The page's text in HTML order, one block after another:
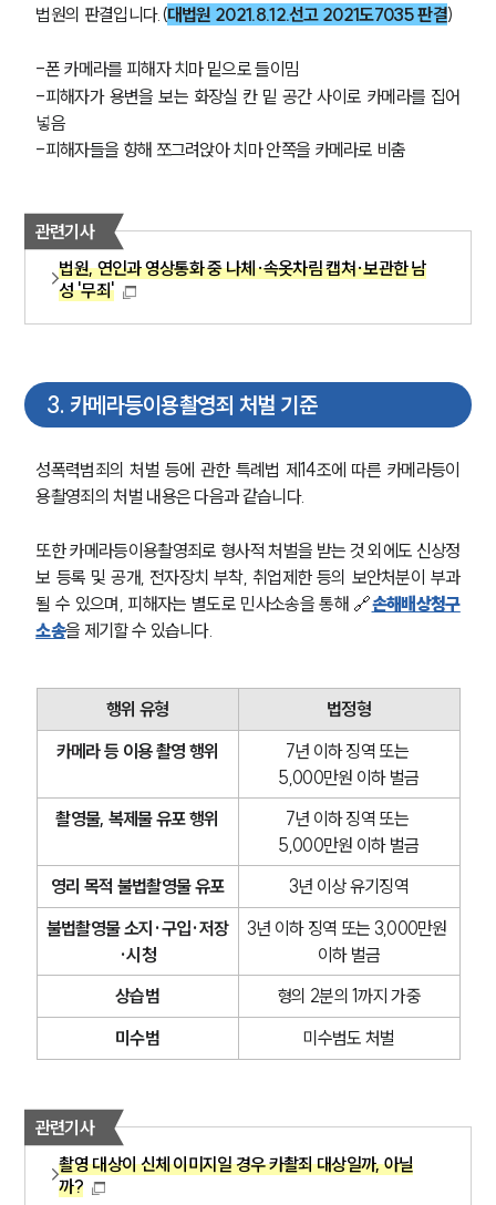
법원의 판결입니다.(대법원 2021.8.12.선고 2021도7035 판결)
-폰 카메라를 피해자 치마 밑으로 들이밈
-피해자가 용변을 보는 화장실 칸 밑 공간 사이로 카메라를 집어
넣음
-피해자들을 향해 쪼그려앉아 치마 안쪽을 카메라로 비춤
관련기사
법원, 연인과 영상통화 중 나체·속옷차림 캡쳐·보관한 남
성 '무죄'
3. 카메라등이용촬영죄 처벌 기준
성폭력범죄의 처벌 등에 관한 특례법 제14조에 따른 카메라등이
용촬영죄의 처벌 내용은 다음과 같습니다.
또한 카메라등이용촬영죄로 형사적 처벌을 받는 것 외에도 신상정
보 등록 및 공개, 전자장치 부착, 취업제한 등의 보안처분이 부과
될 수 있으며, 피해자는 별도로 민사소송을 통해 🔗손해배상청구
소송을 제기할 수 있습니다.
행위 유형
법정형
카메라 등 이용 촬영 행위
7년 이하 징역 또는
5,000만원 이하 벌금
촬영물, 복제물 유포 행위
7년 이하 징역 또는
5,000만원 이하 벌금
영리 목적 불법촬영물 유포
3년 이상 유기징역
불법촬영물 소지·구입·저장
·시청
3년 이하 징역 또는 3,000만원
이하 벌금
상습범
형의 2분의 1까지 가중
미수범
미수범도 처벌
관련기사
촬영 대상이 신체 이미지일 경우 카촬죄 대상일까, 아닐
까?